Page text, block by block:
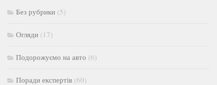
Без рубрики (5)
Огляди (17)
Подорожуємо на авто (6)
Поради експертів (60)